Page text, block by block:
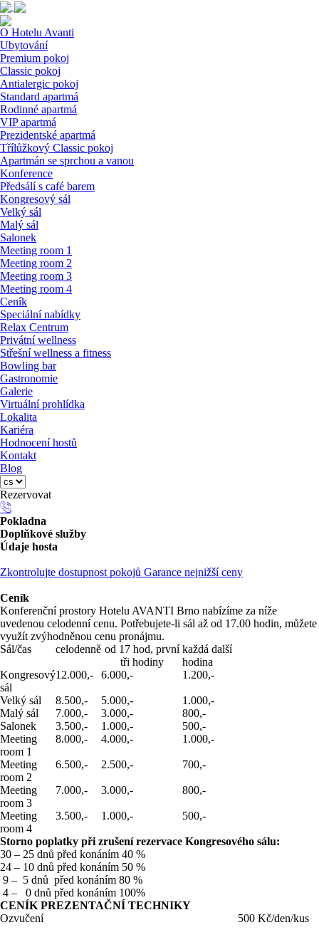
O Hotelu Avanti
Ubytování
Premium pokoj
Classic pokoj
Antialergic pokoj
Standard apartmá
Rodinné apartmá
VIP apartmá
Prezidentské apartmá
Třílůžkový Classic pokoj
Apartmán se sprchou a vanou
Konference
Předsálí s café barem
Kongresový sál
Velký sál
Malý sál
Salonek
Meeting room 1
Meeting room 2
Meeting room 3
Meeting room 4
Ceník
Speciální nabídky
Relax Centrum
Privátní wellness
Střešní wellness a fitness
Bowling bar
Gastronomie
Galerie
Virtuální prohlídka
Lokalita
Kariéra
Hodnocení hostů
Kontakt
Blog
Rezervovat
Pokladna
Doplňkové služby
Údaje hosta
Zkontrolujte dostupnost pokojů Garance nejnižší ceny
Ceník
Konferenční prostory Hotelu AVANTI Brno nabízíme za níže
uvedenou celodenní cenu. Potřebujete-li sál až od 17.00 hodin, můžete
využít zvýhodněnou cenu pronájmu.
Sál/čas
celodenně od 17 hod, první
tři hodiny
každá další
hodina
Kongresový
sál
12.000,- 6.000,- 1.200,-
Velký sál 8.500,- 5.000,-
1.000,-
Malý sál
7.000,- 3.000,-
800,-
Salonek
3.500,- 1.000,-
500,-
Meeting
room 1
8.000,- 4.000,- 1.000,-
Meeting
room 2
6.500,- 2.500,- 700,-
Meeting
room 3
7.000,- 3.000,- 800,-
Meeting
room 4
3.500,- 1.000,- 500,-
Storno poplatky při zrušení rezervace Kongresového sálu:
30 – 25 dnů před konáním 40 %
24 – 10 dnů před konáním 50 %
9 – 5 dnů před konáním 80 %
4 – 0 dnů před konáním 100%
CENÍK PREZENTAČNÍ TECHNIKY
Ozvučení
500 Kč/den/kus